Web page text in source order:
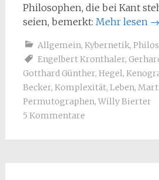
Philosophen, die bei Kant
seien, bemerkt: Mehr lesen →
Allgemein, Kybernetik,
Engelbert Kronthaler,
Gotthard Günther, Hegel,
Becker, Komplexität, Leben,
Permutographen, Willy Bierter
5 Kommentare